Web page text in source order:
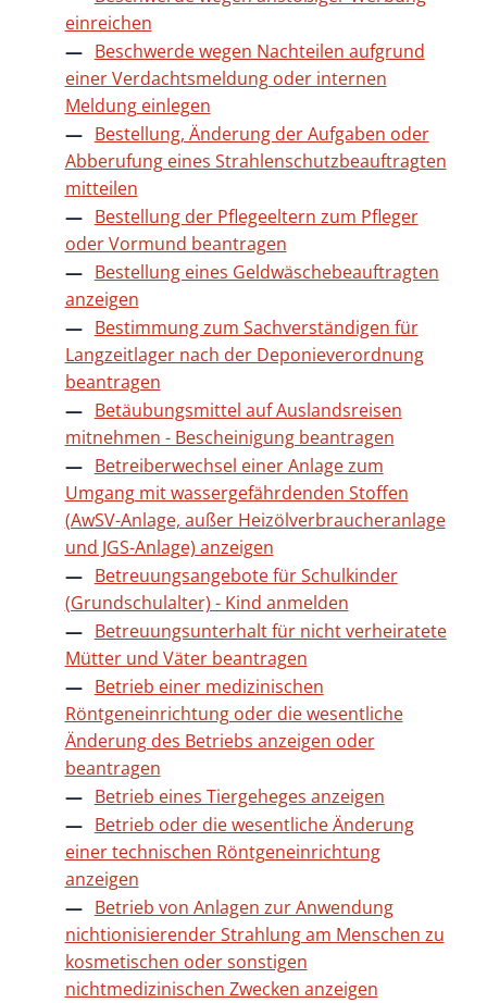
einreichen
Beschwerde wegen Nachteilen aufgrund
einer Verdachtsmeldung oder internen
Meldung einlegen
Bestellung, Änderung der Aufgaben oder
Abberufung eines Strahlenschutzbeauftragten
mitteilen
Bestellung der Pflegeeltern zum Pfleger
oder Vormund beantragen
Bestellung eines Geldwäschebeauftragten
anzeigen
Bestimmung zum Sachverständigen für
Langzeitlager nach der Deponieverordnung
beantragen
Betäubungsmittel auf Auslandsreisen
mitnehmen - Bescheinigung beantragen
Betreiberwechsel einer Anlage zum
Umgang mit wassergefährdenden Stoffen
(AwSV-Anlage, außer Heizölverbraucheranlage
und JGS-Anlage) anzeigen
Betreuungsangebote für Schulkinder
(Grundschulalter) - Kind anmelden
Betreuungsunterhalt für nicht verheiratete
Mütter und Väter beantragen
Betrieb einer medizinischen
Röntgeneinrichtung oder die wesentliche
Änderung des Betriebs anzeigen oder
beantragen
Betrieb eines Tiergeheges anzeigen
Betrieb oder die wesentliche Änderung
einer technischen Röntgeneinrichtung
anzeigen
Betrieb von Anlagen zur Anwendung
nichtionisierender Strahlung am Menschen zu
kosmetischen oder sonstigen
nichtmedizinischen Zwecken anzeigen